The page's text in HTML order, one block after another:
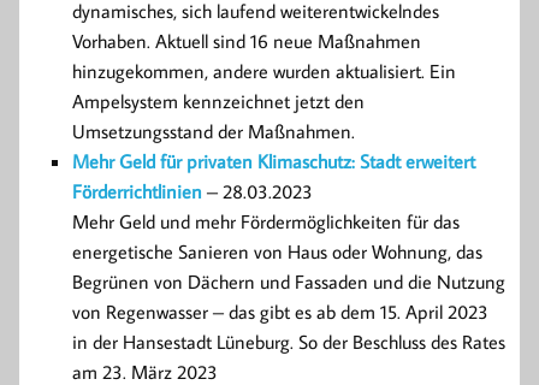
dynamisches, sich laufend weiterentwickelndes
Vorhaben. Aktuell sind 16 neue Maßnahmen
hinzugekommen, andere wurden aktualisiert. Ein
Ampelsystem kennzeichnet jetzt den
Umsetzungsstand der Maßnahmen.
Mehr Geld für privaten Klimaschutz: Stadt erweitert
Förderrichtlinien – 28.03.2023
Mehr Geld und mehr Fördermöglichkeiten für das
energetische Sanieren von Haus oder Wohnung, das
Begrünen von Dächern und Fassaden und die Nutzung
von Regenwasser – das gibt es ab dem 15. April 2023
in der Hansestadt Lüneburg. So der Beschluss des Rates
am 23. März 2023